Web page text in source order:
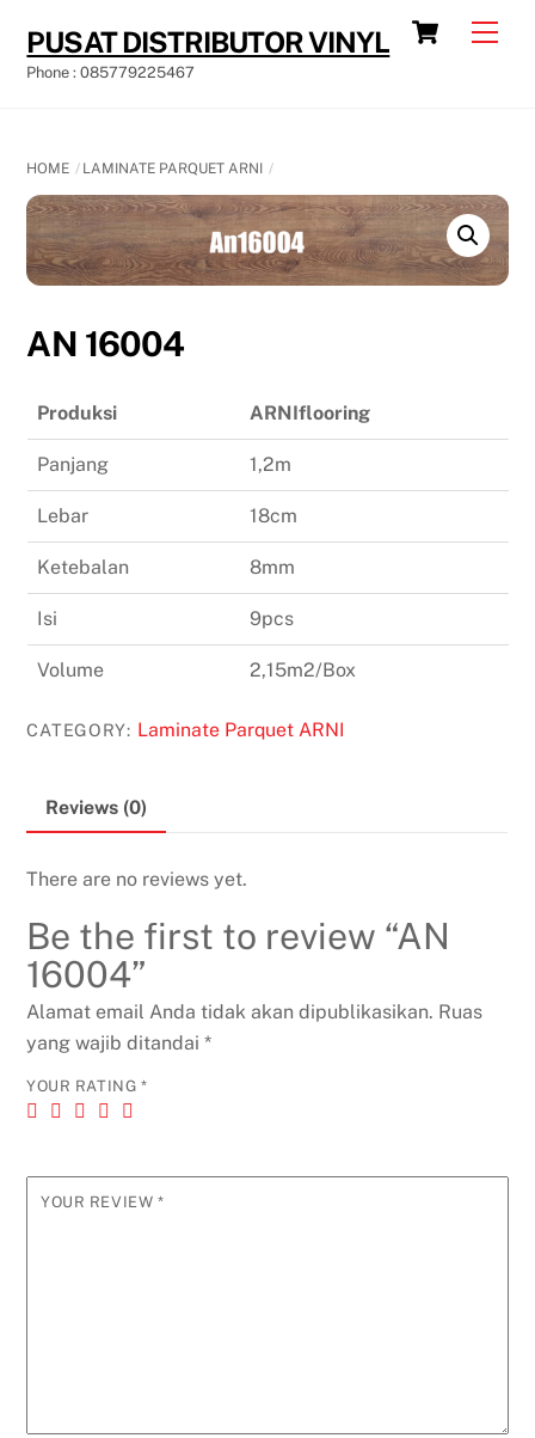
content
Cart
PUSAT DISTRIBUTOR VINYL
Phone : 085779225467
HOME LAMINATE PARQUET ARNI
AN 16004
Produksi ARNIflooring
Panjang 1,2m
Lebar 18cm
Ketebalan 8mm
Isi 9pcs
Volume 2,15m2/Box
CATEGORY: Laminate Parquet ARNI
Reviews (0)
There are no reviews yet.
Be the first to review “AN
16004”
Alamat email Anda tidak akan dipublikasikan. Ruas
yang wajib ditandai*
YOUR RATING *
YOUR REVIEW *